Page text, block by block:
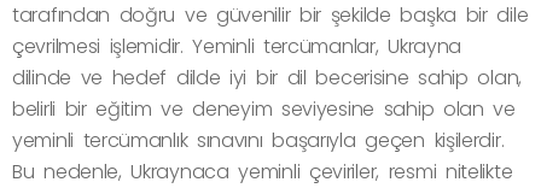
tarafından doğru ve güvenilir bir şekilde başka bir dile
çevrilmesi işlemidir. Yeminli tercümanlar, Ukrayna
dilinde ve hedef dilde iyi bir dil becerisine sahip olan,
belirli bir eğitim ve deneyim seviyesine sahip olan ve
yeminli tercümanlık sınavını başarıyla geçen kişilerdir.
Bu nedenle, Ukraynaca yeminli çeviriler, resmi nitelikte